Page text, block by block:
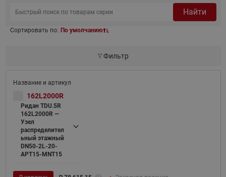
Найти
Сортировать по: По умолчанию
Фильтр
162L2000R
Ридан TDU.5R
162L2000R —
Узел
распределител
ьный этажный
DN50-2L-20-
APT15-MNT15